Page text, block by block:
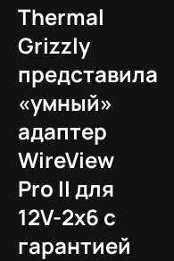
Thermal
Grizzly
представила
«умный»
адаптер
WireView
Pro II для
12V-2x6 с
гарантией